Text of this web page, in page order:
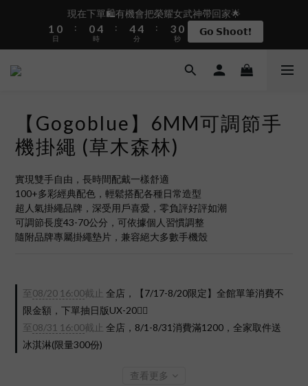
盛夏限定☀️週週抽LINE POINT｜滿1000即享免運
現在下單🛍️有機會把榮耀女武神帶回家🌟
1
0
0
日
:
1
0
5
4
3
時
:
5
4
3
5
4
3
分
:
3
2
1
9
8
3
2
秒
𝗚𝗼 𝗦𝗵𝗼𝗼𝘁❗
i17正式開賣✨點我加入新會員👆馬上送50元
盛夏限定☀️週週抽LINE POINT｜滿1000即享免運
【Gogoblue】6MM可調節手
機掛繩 (草木森林)
實現雙手自由，長時間配戴一樣舒適
100+多彩經典配色，輕鬆搭配各種日常造型
超人氣掛繩品牌，深受用戶喜愛，零負評好評如潮
可調節長度43-70公分，可依據個人習慣調整
隨附品牌專屬掛繩墊片，兼容絕大多數手機殼
至08/20 16:00截止
全店，【7/17-8/20限定】全館單筆消費不
限金額，下單抽日版UX-20❤️‍🔥
至08/31 16:00截止
全店，8/1-8/31消費滿1200，全家取件送
冰淇淋(限量300份)
查看更多